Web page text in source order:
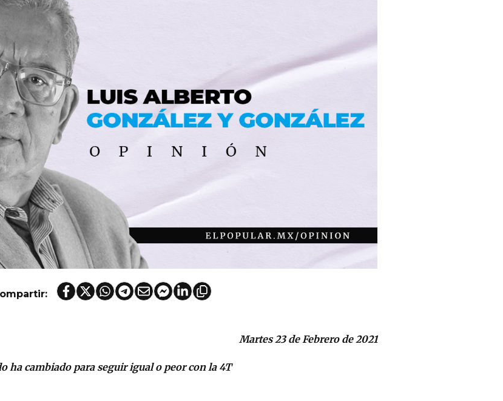
Martes 23 de Febrero de 2021
ha cambiado para seguir igual o peor con la 4T